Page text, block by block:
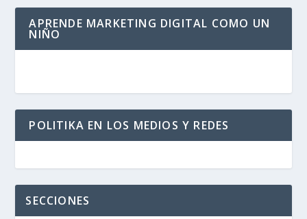
APRENDE MARKETING DIGITAL COMO UN
NIÑO
POLITIKA EN LOS MEDIOS Y REDES
SECCIONES